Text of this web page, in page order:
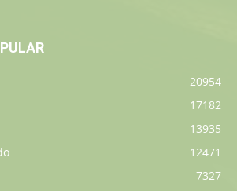
20954
17182
13935
12471
7327